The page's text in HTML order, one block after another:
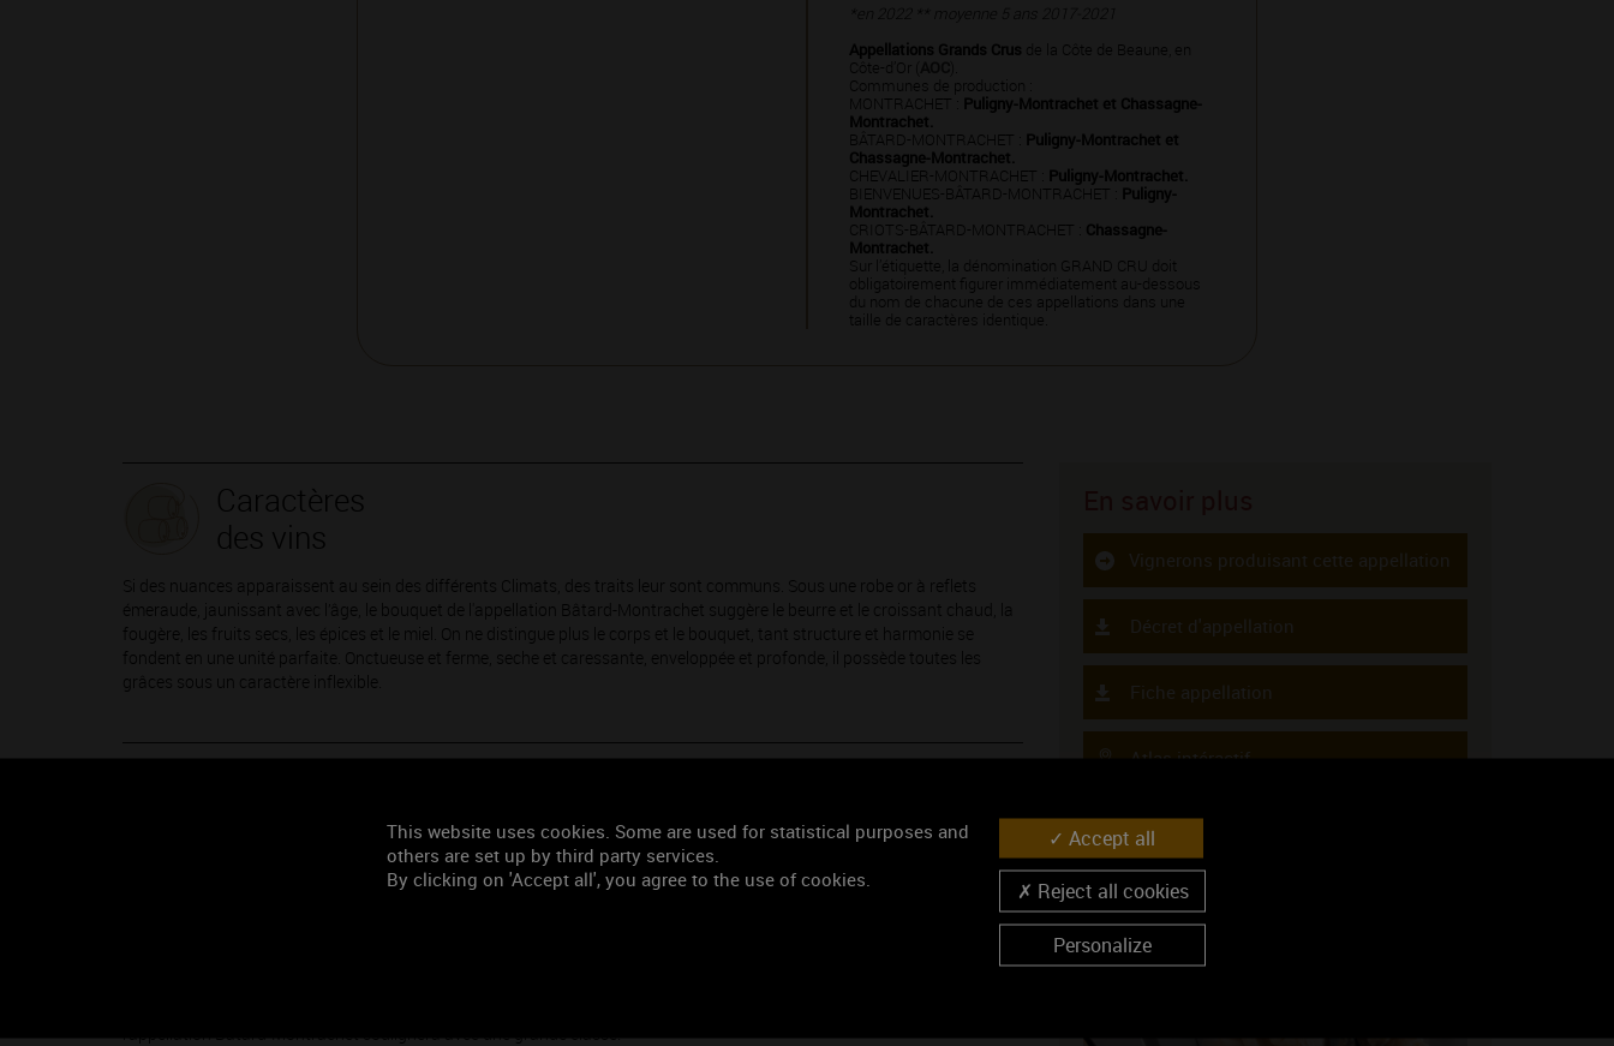
*en 2022 ** moyenne 5 ans 2017-2021
Appellations Grands Crus de la Côte de Beaune, en
Côte-d’Or (
Communes de production :
MONTRACHET :
Puligny-Montrachet et Chassagne-
Montrachet.
BÂTARD-MONTRACHET :
Puligny-Montrachet et
Chassagne-Montrachet.
CHEVALIER-MONTRACHET :
Puligny-Montrachet.
BIENVENUES-BÂTARD-MONTRACHET :
Puligny-
Montrachet.
CRIOTS-BÂTARD-MONTRACHET : Chassagne-
Montrachet.
Sur l’étiquette, la dénomination GRAND CRU doit
obligatoirement figurer immédiatement au-dessous
du nom de chacune de ces appellations dans une
taille de caractères identique.
Caractères
des vins
Si des nuances apparaissent au sein des différents Climats, des traits leur sont communs. Sous une robe or à reflets
émeraude, jaunissant avec l’âge, le bouquet de l'appellation Bâtard-Montrachet suggère le beurre et le croissant chaud, la
fougère, les fruits secs, les épices et le miel. On ne distingue plus le corps et le bouquet, tant structure et harmonie se
fondent en une unité parfaite. Onctueuse et ferme, seche et caressante, enveloppée et profonde, il possède toutes les
grâces sous un caractère inflexible.
du sommelier
: la puissance et la persistance aromatique de ces seigneurs imposent des mets nobles, sophistiqués et de texture
complexe. De la belle cuisine en somme. Le foie gras en pâté, bien sûr, mais aussi le caviar. Le homard, la langouste, les
grosses crevettes sauvages, puissantes en saveur et fermes, voire croquantes sous la dent, rendront un hommage mérité
l'appellation Bâtard-Montrachet soulignera avec une grande classe.
Vignerons produisant cette appellation
Décret d'appellation
Fiche appellation
Atlas intéractif
Nos mets en accord
This website uses cookies. Some are used for statistical purposes and
others are set up by third party services.
By clicking on 'Accept all', you agree to the use of cookies.
Accept all
Reject all cookies
Personalize